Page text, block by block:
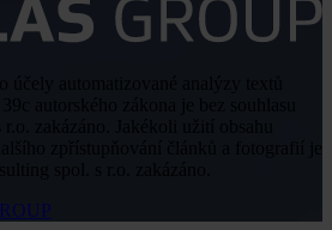
zpřístupňování článků a fotografií je